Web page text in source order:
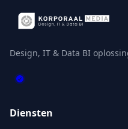
Design, IT & Data BI
Diensten